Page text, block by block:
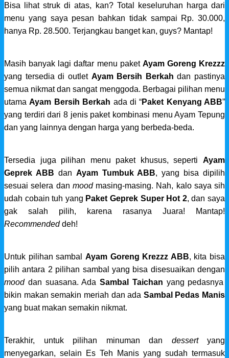
Bisa lihat struk di atas, kan? Total keseluruhan harga dari
menu yang saya pesan bahkan tidak sampai Rp. 30.000,
hanya Rp. 28.500. Terjangkau banget kan, guys? Mantap!
Masih banyak lagi daftar menu paket Ayam Goreng Krezzz
yang tersedia di outlet Ayam Bersih Berkah dan pastinya
semua nikmat dan sangat menggoda. Berbagai pilihan menu
utamaAyam Bersih Berkah ada di “Paket Kenyang ABB”
yang terdiri dari 8 jenis paket kombinasi menu Ayam Tepung
dan yang lainnya dengan harga yang berbeda-beda.
Tersedia juga pilihan menu paket khusus, seperti Ayam
Geprek ABB dan Ayam Tumbuk ABB, yang bisa dipilih
sesuai selera dan moodmasing-masing. Nah, kalo saya sih
udah cobain tuh yang Paket Geprek Super Hot 2, dan saya
gak salah pilih, karena rasanya Juara! Mantap!
Recommendeddeh!
Untuk pilihan sambal Ayam Goreng Krezzz ABB, kita bisa
pilih antara 2 pilihan sambal yang bisa disesuaikan dengan
mood dan suasana. Ada Sambal Taichan yang pedasnya
bikin makan semakin meriah dan ada Sambal Pedas Manis
yang buat makan semakin nikmat.
Terakhir, untuk pilihan minuman dan dessertyang
menyegarkan, selain Es Teh Manis yang sudah termasuk